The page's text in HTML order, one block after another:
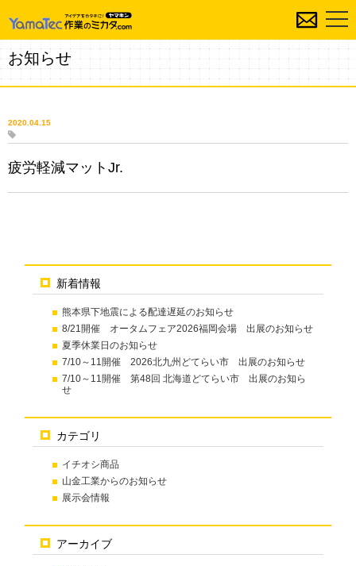
お知らせ
新着情報
熊本県下地震による配達遅延のお知らせ
8/21開催 オータムフェア2026福岡会場 出展のお知らせ
夏季休業日のお知らせ
7/10～11開催 2026北九州どてらい市 出展のお知らせ
7/10～11開催 第48回 北海道どてらい市 出展のお知ら
せ
カテゴリ
イチオシ商品
山金工業からのお知らせ
展示会情報
アーカイブ
2020.04.15
疲労軽減マットJr.